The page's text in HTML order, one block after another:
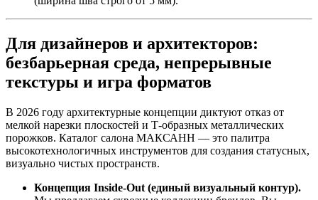
Для дизайнеров и архитекторов:
безбарьерная среда, непрерывные
текстуры и игра форматов
В 2026 году архитектурные концепции диктуют отказ от
мелкой нарезки плоскостей и Т‑образных металлических
порожков. Каталог салона МАКСАНН — это палитра
высокотехнологичных инструментов для создания статусных,
визуально чистых пространств.
Концепция Inside‑Out (единый визуальный контур).